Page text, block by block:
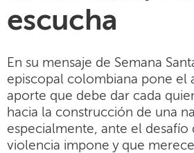
escucha
En su mensaje de Semana
episcopal colombiana pone el
aporte que debe dar cada
hacia la construcción de una
especialmente, ante el desafío
violencia impone y que